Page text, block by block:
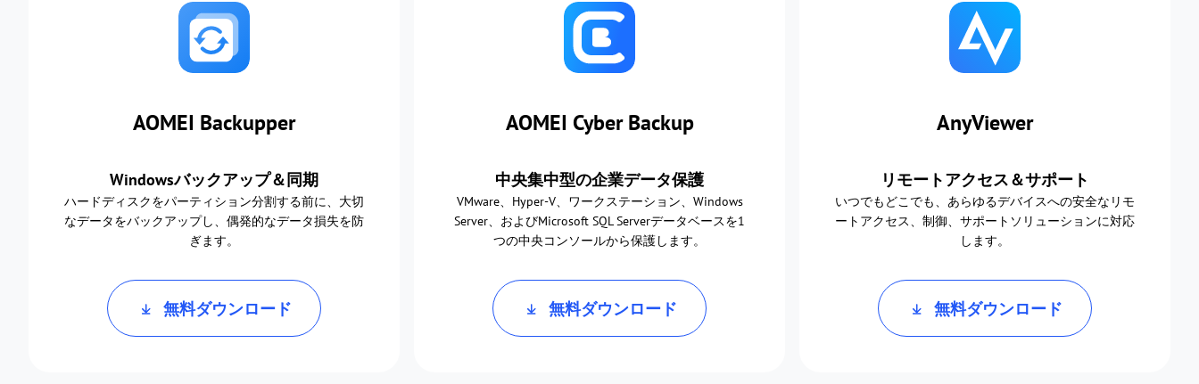
AOMEI Backupper
Windowsバックアップ＆同期
ハードディスクをパーティション分割する前に、大切
なデータをバックアップし、偶発的なデータ損失を防
ぎます。
無料ダウンロード
AOMEI Cyber Backup
中央集中型の企業データ保護
VMware、Hyper-V、ワークステーション、Windows
Server、およびMicrosoft SQL Serverデータベースを1
つの中央コンソールから保護します。
無料ダウンロード
AnyViewer
リモートアクセス＆サポート
いつでもどこでも、あらゆるデバイスへの安全なリモ
ートアクセス、制御、サポートソリューションに対応
します。
無料ダウンロード